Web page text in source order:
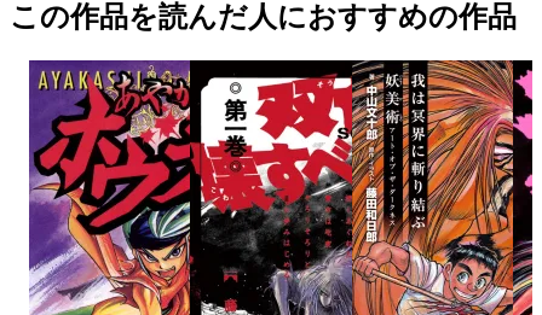
この作品を読んだ人におすすめの作品